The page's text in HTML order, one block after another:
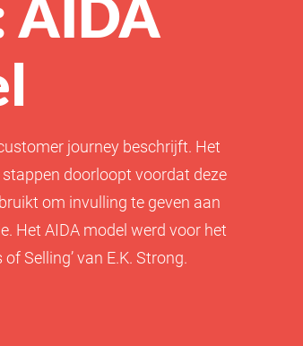
AIDA
journey beschrijft. Het
doorloopt voordat deze
om invulling te geven aan
Het AIDA model werd voor het
Selling’ van E.K. Strong.